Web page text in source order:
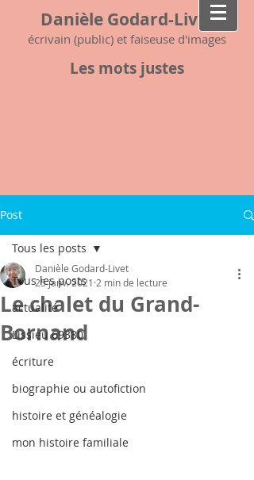
Danièle Godard-Livet
écrivain (public) et faiseuse d'images
Les mots justes
Post
Tous les posts
actualité
Lissieu 69380
écriture
biographie ou autofiction
histoire et généalogie
mon histoire familiale
Tous les posts
Le chalet du Grand-
Bornand
Danièle Godard-Livet
25 janv. 2021 2 min de lecture